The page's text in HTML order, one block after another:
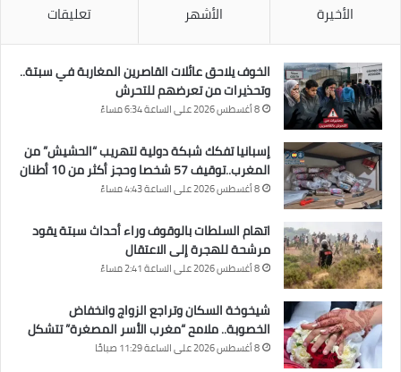
الأخيرة الأشهر تعليقات
الخوف يلاحق عائلات القاصرين المغاربة في سبتة..
وتحذيرات من تعرضهم للتحرش
8 أغسطس 2026 على الساعة 6:34 مساءً
إسبانيا تفكك شبكة دولية لتهريب “الحشيش” من
المغرب..توقيف 57 شخصا وحجز أكثر من 10 أطنان
8 أغسطس 2026 على الساعة 4:43 مساءً
اتهام السلطات بالوقوف وراء أحداث سبتة يقود
مرشحة للهجرة إلى الاعتقال
8 أغسطس 2026 على الساعة 2:41 مساءً
شيخوخة السكان وتراجع الزواج وانخفاض
الخصوبة.. ملامح “مغرب الأسر المصغرة” تتشكل
8 أغسطس 2026 على الساعة 11:29 صباحًا